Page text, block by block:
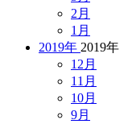
2月
1月
2019年 2019年
12月
11月
10月
9月